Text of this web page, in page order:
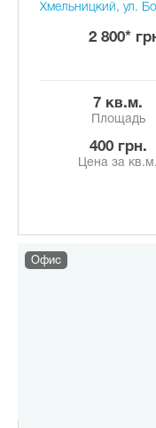
Хмельницкий, ул.
2 800*
7 кв.м.
Площадь
400 грн.
Цена за кв.м.
Офис